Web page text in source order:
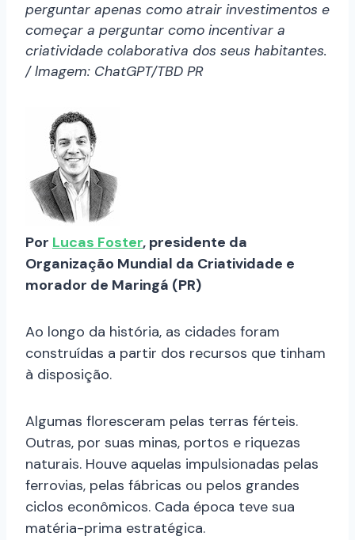
perguntar apenas como atrair investimentos e
começar a perguntar como incentivar a
criatividade colaborativa dos seus habitantes.
/ lmagem: ChatGPT/TBD PR
Por Lucas Foster, presidente da
Organização Mundial da Criatividade e
morador de Maringá (PR)
Ao longo da história, as cidades foram
construídas a partir dos recursos que tinham
à disposição.
Algumas floresceram pelas terras férteis.
Outras, por suas minas, portos e riquezas
naturais. Houve aquelas impulsionadas pelas
ferrovias, pelas fábricas ou pelos grandes
ciclos econômicos. Cada época teve sua
matéria-prima estratégica.